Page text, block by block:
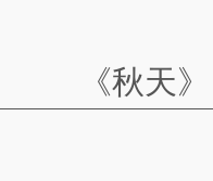
《秋天》